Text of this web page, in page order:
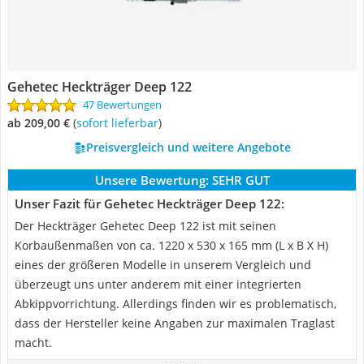
Gehetec Heckträger Deep 122
47 Bewertungen
ab 209,00 € ( Sofort lieferbar)
Preisvergleich und weitere Angebote
Unsere Bewertung: SEHR GUT
Unser Fazit für Gehetec Heckträger Deep 122:
Der Heckträger Gehetec Deep 122 ist mit seinen
Korbaußenmaßen von ca. 1220 x 530 x 165 mm (L x B X H)
eines der größeren Modelle in unserem Vergleich und
überzeugt uns unter anderem mit einer integrierten
Abkippvorrichtung. Allerdings finden wir es problematisch,
dass der Hersteller keine Angaben zur maximalen Traglast
macht.